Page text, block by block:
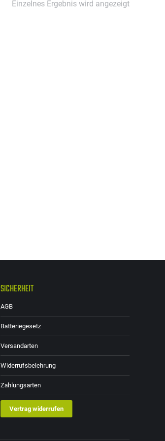
Einzelnes Ergebnis wird angezeigt
SICHERHEIT
AGB
Batteriegesetz
Versandarten
Widerrufsbelehrung
Zahlungsarten
Vertrag widerrufen